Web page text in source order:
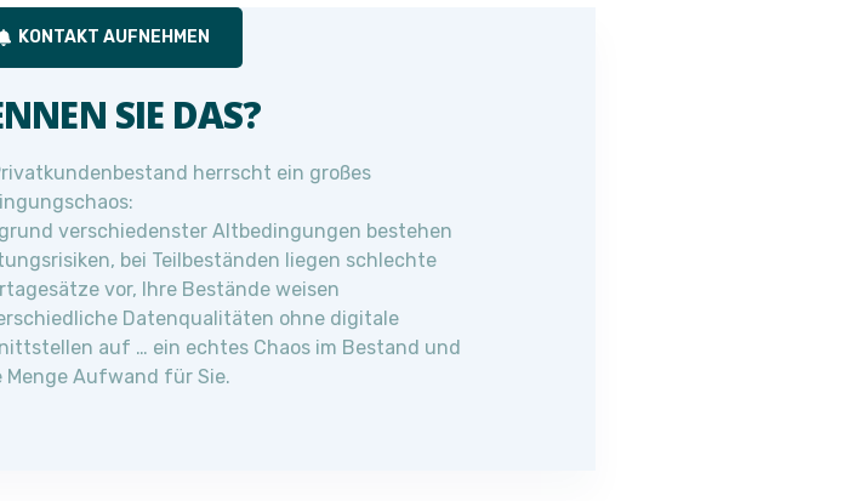
KONTAKT AUFNEHMEN
SIE DAS?
herrscht ein großes
verschiedenster Altbedingungen bestehen
bei Teilbeständen liegen schlechte
vor, Ihre Bestände weisen
Datenqualitäten ohne digitale
auf … ein echtes Chaos im Bestand und
Menge Aufwand für Sie.